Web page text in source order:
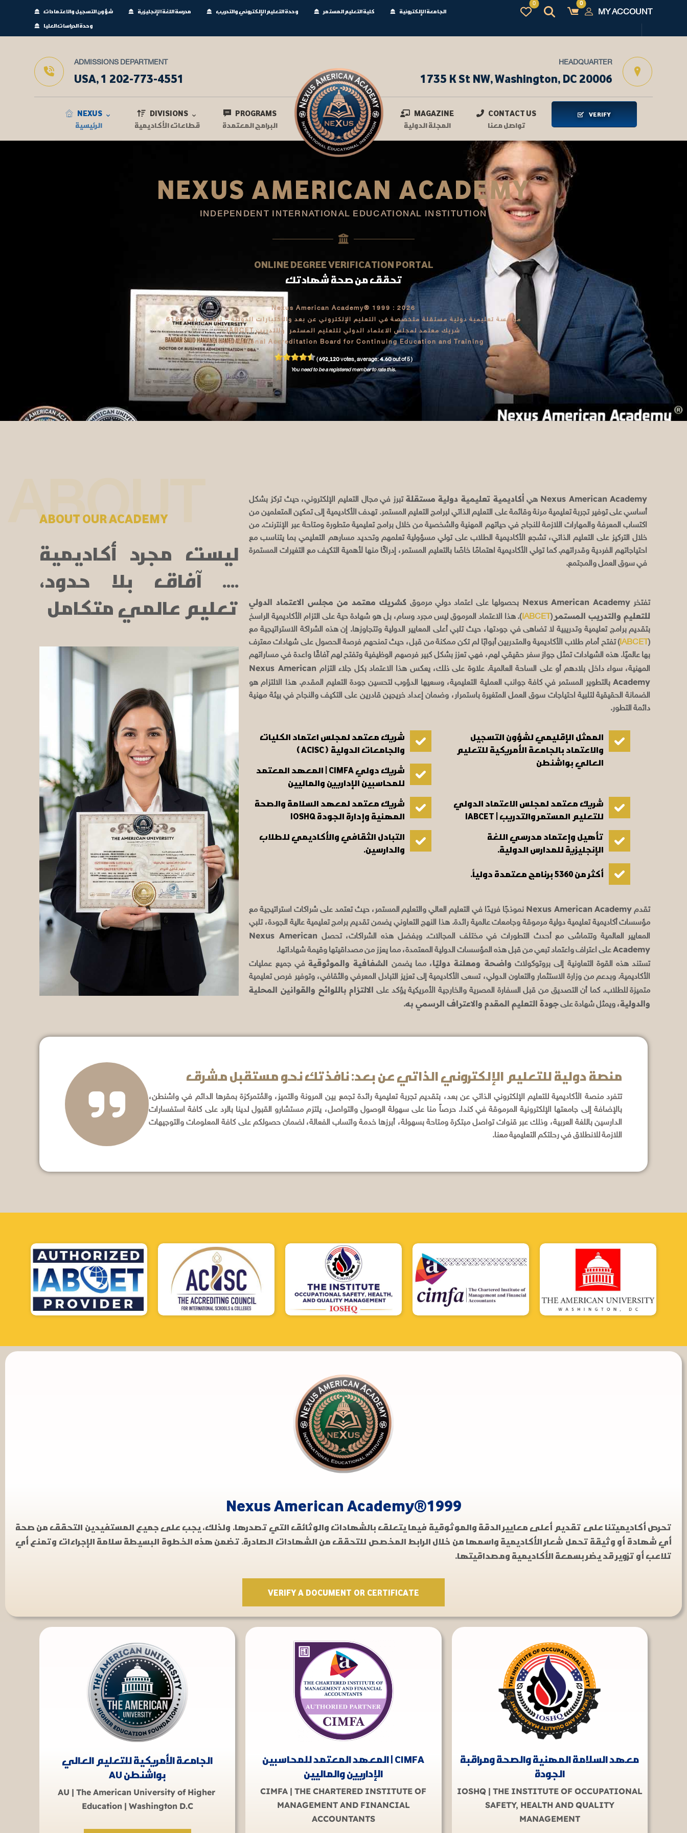
شؤون التسجيل والاعتمادات مدرسة اللغة الإنجليزية وحدة التعليم الإلكتروني والتدريب كلية التعليم المستمر
الجامعة الإلكترونية
وحدة الدراسات العليا
MY ACCOUNT
ADMISSIONS DEPARTMENT
USA, 1 202-773-4551
HEADQUARTER
1735 K St NW, Washington, DC 20006
NEXUS
الرئيسية
DIVISIONS
قطاعات الأكاديمية
PROGRAMS
البرامج المعتمدة
MAGAZINE
المجلة الدولية
CONTACT US
تواصل معنا
VERIFY
NEXUS AMERICAN ACADEMY
INDEPENDENT INTERNATIONAL EDUCATIONAL INSTITUTION
ONLINE DEGREE VERIFICATION PORTAL
تحقق من صحة شهادتك
Nexus American Academy® 1999 : 2026
مؤسسة تعليمية دولية مستقلة متخصصة في التعليم الإلكتروني عن بعد والاختبارات الدولية – ترخيص رقم 6154
شريك معتمد لمجلس الاعتماد الدولي للتعليم المستمر والتدريب IABCET
The International Accreditation Board for Continuing Education and Training
(692,120votes, average:4.60out of 5 )
You need to be a registered member to rate this.
ABOUT
ABOUT OUR ACADEMY
ليست مجرد أكاديمية
.... آفاق بلا حدود،
تعليم عالمي متكامل
Nexus American Academy هي أكاديمية تعليمية دولية مستقلة تبرز في مجال التعليم الإلكتروني، حيث تركز بشكل
أساسي على توفير تجربة تعليمية مرنة وقائمة على التعليم الذاتي لبرامج التعليم المستمر. تهدف الأكاديمية إلى تمكين المتعلمين من
اكتساب المعرفة والمهارات اللازمة للنجاح في حياتهم المهنية والشخصية من خلال برامج تعليمية متطورة ومتاحة عبر الإنترنت. من
خلال التركيز على التعليم الذاتي، تشجع الأكاديمية الطلاب على تولي مسؤولية تعلمهم وتحديد مسارهم التعليمي بما يتناسب مع
احتياجاتهم الفردية وقدراتهم. كما تولي الأكاديمية اهتمامًا خاصًا بالتعليم المستمر، إدراكًا منها لأهمية التكيف مع التغيرات المستمرة
في سوق العمل والمجتمع.
تفتخر Nexus American Academy بحصولها على اعتماد دولي مرموق كشريك معتمد من مجلس الاعتماد الدولي
للتعليم والتدريب المستمر(
IABCET). هذا الاعتماد المرموق ليس مجرد وسام، بل هو شهادة حية على التزام الأكاديمية الراسخ
بتقديم برامج تعليمية وتدريبية لا تضاهى في جودتها، حيث تلبي أعلى المعايير الدولية وتتجاوزها. إن هذه الشراكة الاستراتيجية مع
(
IABCET) تفتح أمام طلاب الأكاديمية والمتدربين أبوابًا لم تكن ممكنة من قبل، حيث تمنحهم فرصة الحصول على شهادات معترف
بها عالميًا. هذه الشهادات تمثل جواز سفر حقيقي لهم، فهي تعزز بشكل كبير فرصهم الوظيفية وتفتح لهم آفاقًا واعدة في مساراتهم
المهنية، سواء داخل بلادهم أو على الساحة العالمية. علاوة على ذلك، يعكس هذا الاعتماد بكل جلاء التزام Nexus American
Academyبالتطوير المستمر في كافة جوانب العملية التعليمية، وسعيها الدؤوب لتحسين جودة التعليم المقدم. هذا الالتزام هو
الضمانة الحقيقية لتلبية احتياجات سوق العمل المتغيرة باستمرار، وضمان إعداد خريجين قادرين على التكيف والنجاح في بيئة مهنية
دائمة التطور.
الممثل الإقليمي لشؤون التسجيل
والاعتماد بالجامعة الأمريكية للتعليم
العالي بواشنطن
شريك معتمد لمجلس اعتماد الكليات
والجامعات الدولية ( ACISC )
شريك دولي CIMFA | المعهد المعتمد
للمحاسبين الإداريين والماليين
شريك معتمد لمجلس الاعتماد الدولي
للتعليم المستمر والتدريب | IABCET
شريك معتمد لمعهد السلامة والصحة
المهنية وإدارة الجودة IOSHQ
تأهيل وإعتماد مدرسي اللغة
الإنجليزية للمدارس الدولية.
التبادل الثقافي والأكاديمي للطلاب
والدارسين.
أكثر من 5360 برنامج معتمدة دولياً.
تقدم Nexus American Academy نموذجًا فريدًا في التعليم العالي والتعليم المستمر، حيث تعتمد على شراكات استراتيجية مع
مؤسسات أكاديمية تعليمية دولية مرموقة وجامعات عالمية رائدة. هذا النهج التعاوني يضمن تقديم برامج تعليمية عالية الجودة، تلبي
المعايير العالمية وتتماشى مع أحدث التطورات في مختلف المجالات. وبفضل هذه الشراكات، تحصل Nexus American
Academyعلى اعتراف واعتماد تبعي من قبل هذه المؤسسات الدولية المعتمدة، مما يعزز من مصداقيتها وقيمة شهاداتها.
تستند هذه القوة التعاونية إلى بروتوكولات واضحة ومعلنة دوليًا، مما يضمن الشفافية والموثوقيةفي جميع عمليات
الأكاديمية. وبدعم من وزارة الاستثمار والتعاون الدولي، تسعى الأكاديمية إلى تعزيز التبادل المعرفي والثقافي، وتوفير فرص تعليمية
متميزة للطلاب. كما أن التصديق من قبل السفارة المصرية والخارجية الأمريكية يؤكد على الالتزام باللوائح والقوانين المحلية
والدولية، ويمثل شهادة علىجودة التعليم المقدم والاعتراف الرسمي به.
منصة دولية للتعليم الإلكتروني الذاتي عن بعد: نافذتك نحو مستقبل مشرق
تتفرد منصة الأكاديمية للتعليم الإلكتروني الذاتي عن بعد، بتقديم تجربة تعليمية رائدة تجمع بين المرونة والتميز، والمُتمركزة بمقرها الدائم في واشنطن،
بالإضافة إلى جامعتها الإلكترونية المرموقة في كندا. حرصاً منا على سهولة الوصول والتواصل، يلتزم مستشارو القبول لدينا بالرد على كافة استفسارات
الدارسين باللغة العربية، وذلك عبر قنوات تواصل مبتكرة ومتاحة بسهولة، أبرزها خدمة واتساب الفعالة، لضمان حصولكم على كافة المعلومات والتوجيهات
اللازمة للانطلاق في رحلتكم التعليمية معنا.
Nexus American Academy®1999
تحرص أكاديميتنا على تقديم أعلى معايير الدقة والموثوقية فيما يتعلق بالشهادات والوثائق التي تصدرها. ولذلك، يجب على جميع المستفيدين التحقق من صحة
أي شهادة أو وثيقة تحمل شعار الأكاديمية واسمها من خلال الرابط المخصص للتحقق من الشهادات الصادرة. تضمن هذه الخطوة البسيطة سلامة الإجراءات وتمنع أي
تلاعب أو تزوير قد يضر بسمعة الأكاديمية ومصداقيتها.
VERIFY A DOCUMENT OR CERTIFICATE
الجامعة الأمريكية للتعليم العالي
بواشنطن AU
AU | The American University of Higher
Education | Washington D.C
CIMFA | المعهد المعتمد للمحاسبين
الإداريين والماليين
CIMFA | THE CHARTERED INSTITUTE OF
MANAGEMENT AND FINANCIAL
ACCOUNTANTS
معهد السلامة المهنية والصحة ومراقبة
الجودة
IOSHQ | THE INSTITUTE OF OCCUPATIONAL
SAFETY, HEALTH AND QUALITY
MANAGEMENT